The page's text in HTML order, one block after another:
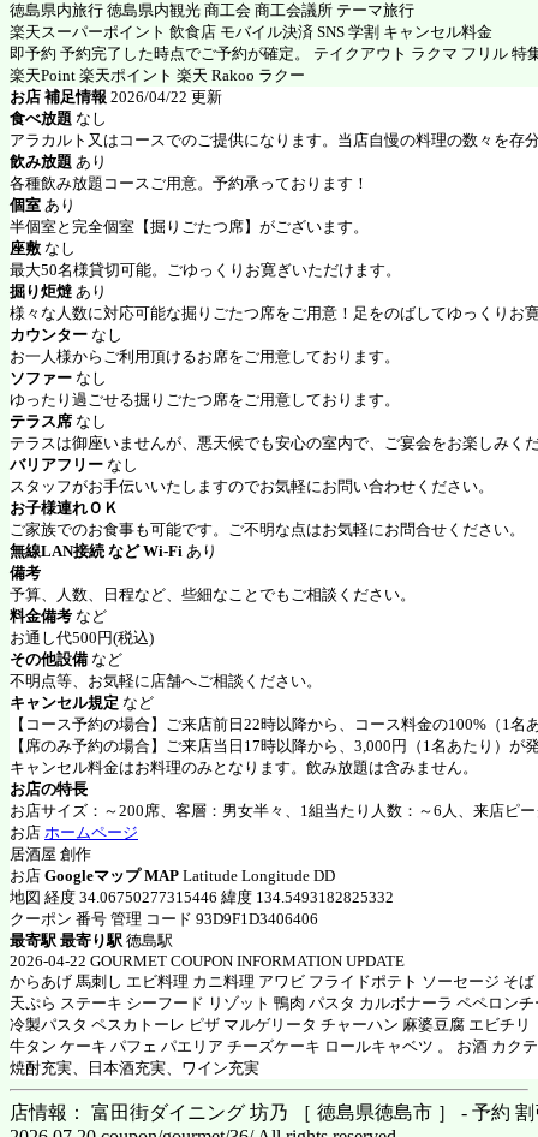
徳島県内旅行 徳島県内観光 商工会 商工会議所 テーマ旅行
楽天スーパーポイント 飲食店 モバイル決済 SNS 学割 キャンセル料金
即予約 予約完了した時点でご予約が確定。 テイクアウト ラクマ フリル 特
楽天Point 楽天ポイント 楽天 Rakoo ラクー
お店 補足情報 2026/04/22 更新
食べ放題 なし
アラカルト又はコースでのご提供になります。当店自慢の料理の数々を存
飲み放題 あり
各種飲み放題コースご用意。予約承っております！
個室 あり
半個室と完全個室【掘りごたつ席】がございます。
座敷 なし
最大50名様貸切可能。ごゆっくりお寛ぎいただけます。
掘り炬燵 あり
様々な人数に対応可能な掘りごたつ席をご用意！足をのばしてゆっくりお
カウンター なし
お一人様からご利用頂けるお席をご用意しております。
ソファー なし
ゆったり過ごせる掘りごたつ席をご用意しております。
テラス席 なし
テラスは御座いませんが、悪天候でも安心の室内で、ご宴会をお楽しみく
バリアフリー なし
スタッフがお手伝いいたしますのでお気軽にお問い合わせください。
お子様連れＯＫ
ご家族でのお食事も可能です。ご不明な点はお気軽にお問合せください。
無線LAN接続 など Wi-Fi あり
備考
予算、人数、日程など、些細なことでもご相談ください。
料金備考 など
お通し代500円(税込)
その他設備 など
不明点等、お気軽に店舗へご相談ください。
キャンセル規定 など
【コース予約の場合】ご来店前日22時以降から、コース料金の100%（1名
【席のみ予約の場合】ご来店当日17時以降から、3,000円（1名あたり）が
キャンセル料金はお料理のみとなります。飲み放題は含みません。
お店の特長
お店サイズ：～200席、客層：男女半々、1組当たり人数：～6人、来店ピ
お店 ホームページ
居酒屋 創作
お店 Googleマップ MAP Latitude Longitude DD
地図 経度 34.06750277315446 緯度 134.5493182825332
クーポン 番号 管理 コード 93D9F1D3406406
最寄駅 最寄り駅 徳島駅
2026-04-22 GOURMET COUPON INFORMATION UPDATE
からあげ 馬刺し エビ料理 カニ料理 アワビ フライドポテト ソーセージ そば
天ぷら ステーキ シーフード リゾット 鴨肉 パスタ カルボナーラ ペペロンチ
冷製パスタ ペスカトーレ ピザ マルゲリータ チャーハン 麻婆豆腐 エビチリ
牛タン ケーキ パフェ パエリア チーズケーキ ロールキャベツ 。 お酒 カク
焼酎充実、日本酒充実、ワイン充実
店情報： 富田街ダイニング 坊乃 ［ 徳島県徳島市 ］ - 予約